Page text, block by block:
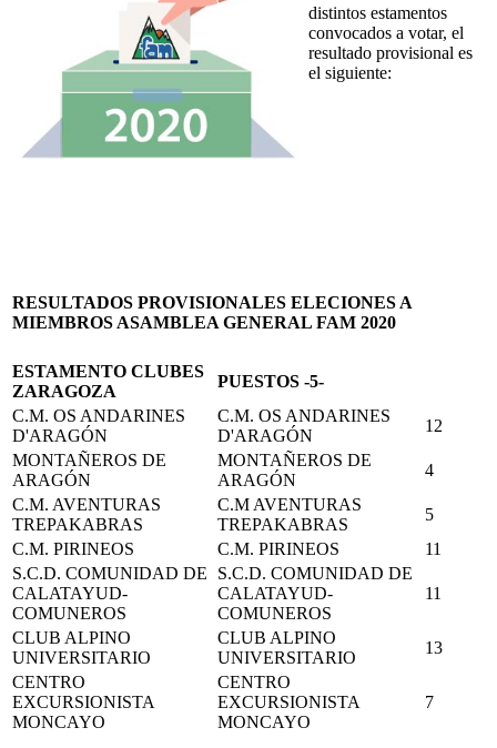
distintos estamentos
convocados a votar, el
resultado provisional es
el siguiente:
RESULTADOS PROVISIONALES ELECIONES A
MIEMBROS ASAMBLEA GENERAL FAM 2020
ESTAMENTO CLUBES
ZARAGOZA
PUESTOS -5-
C.M. OS ANDARINES
D'ARAGÓN
C.M. OS ANDARINES
D'ARAGÓN
12
MONTAÑEROS DE
ARAGÓN
MONTAÑEROS DE
ARAGÓN
4
C.M. AVENTURAS
TREPAKABRAS
C.M AVENTURAS
TREPAKABRAS
5
C.M. PIRINEOS
C.M. PIRINEOS
11
S.C.D. COMUNIDAD DE
CALATAYUD-
COMUNEROS
S.C.D. COMUNIDAD DE
CALATAYUD-
COMUNEROS
11
CLUB ALPINO
UNIVERSITARIO
CLUB ALPINO
UNIVERSITARIO
13
CENTRO
EXCURSIONISTA
MONCAYO
CENTRO
EXCURSIONISTA
MONCAYO
7